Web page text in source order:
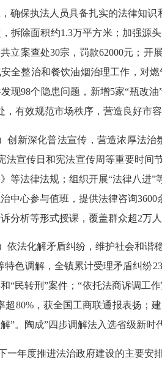
确保执法人员具备扎实的法律知识
拆除面积约1 .3万平方米 ；加强源
立案查处30宗，罚款62000元；开
全整治和餐饮油烟治理工作，对
现98个隐患问题，新增5家“瓶改
，有效规范市场秩序，营造良好市容
）创新深化普法宣传，营造浓厚法治
宪法宣传日和宪法宣传周等重要时
等法律法规； 组织开展“法律八进”
中心参与值班，提供法律咨询3600
分析等形式授课，覆盖群众超2万
依法化解矛盾纠纷，维护社会和谐稳
特色调解， 全镇累计受理矛盾纠纷
“民转刑”案件；“依托法商诉调工
超80%，获全国工商联通报表扬；
”。陶成”四步调解法入选省级新时
一年度推进法治政府建设的主要安